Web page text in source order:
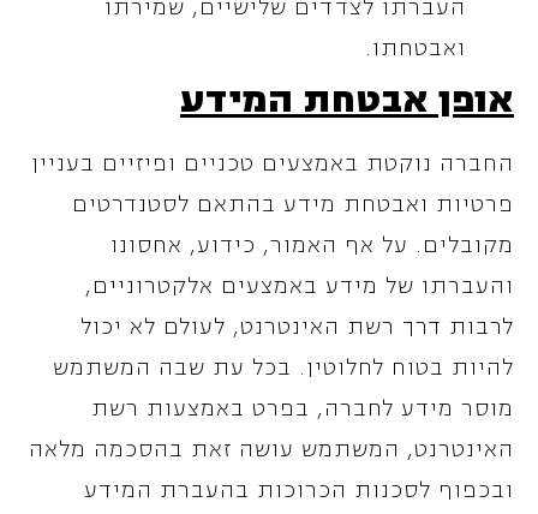
העברתו לצדדים שלישיים, שמירתו
ואבטחתו.
אופן אבטחת המידע
החברה נוקטת באמצעים טכניים ופיזיים בעניין
פרטיות ואבטחת מידע בהתאם לסטנדרטים
מקובלים. על אף האמור, כידוע, אחסונו
והעברתו של מידע באמצעים אלקטרוניים,
לרבות דרך רשת האינטרנט, לעולם לא יכול
להיות בטוח לחלוטין. בכל עת שבה המשתמש
מוסר מידע לחברה, בפרט באמצעות רשת
האינטרנט, המשתמש עושה זאת בהסכמה מלאה
ובכפוף לסכנות הכרוכות בהעברת המידע